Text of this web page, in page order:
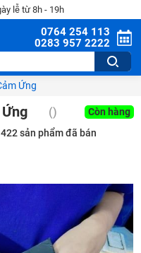
lễ từ 8h - 19h
0764 254 113
0283 957 2222
Ứng
()
Còn hàng
422sản phẩm đã bán